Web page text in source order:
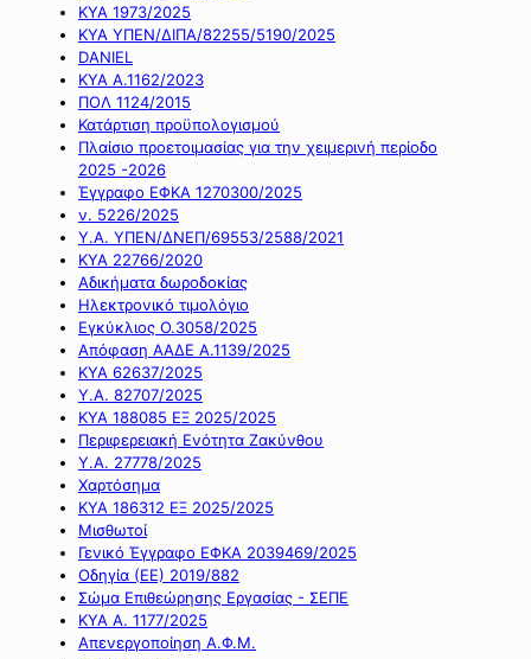
ΚΥΑ 1973/2025
ΚΥΑ ΥΠΕΝ/ΔΙΠΑ/82255/5190/2025
DANIEL
ΚΥΑ Α.1162/2023
ΠΟΛ 1124/2015
Κατάρτιση προϋπολογισμού
Πλαίσιο προετοιμασίας για την χειμερινή περίοδο
2025 -2026
Έγγραφο ΕΦΚΑ 1270300/2025
ν. 5226/2025
Υ.Α. ΥΠΕΝ/ΔΝΕΠ/69553/2588/2021
ΚΥΑ 22766/2020
Αδικήματα δωροδοκίας
Ηλεκτρονικό τιμολόγιο
Εγκύκλιος Ο.3058/2025
Απόφαση ΑΑΔΕ Α.1139/2025
ΚΥΑ 62637/2025
Υ.Α. 82707/2025
ΚΥΑ 188085 ΕΞ 2025/2025
Περιφερειακή Ενότητα Ζακύνθου
Υ.Α. 27778/2025
Χαρτόσημα
ΚΥΑ 186312 ΕΞ 2025/2025
Μισθωτοί
Γενικό Έγγραφο ΕΦΚΑ 2039469/2025
Οδηγία (ΕΕ) 2019/882
Σώμα Επιθεώρησης Εργασίας - ΣΕΠΕ
ΚΥΑ Α. 1177/2025
Απενεργοποίηση Α.Φ.Μ.